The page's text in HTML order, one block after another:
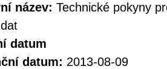
název: Technické pokyny
datum
datum: 2013-08-09